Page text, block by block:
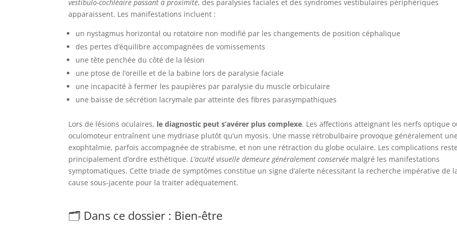
vestibulo-cochléaire passant à proximité, des paralysies faciales et des syndromes vestibulaires périphériques
apparaissent. Les manifestations incluent :
un nystagmus horizontal ou rotatoire non modifié par les changements de position céphalique
des pertes d’équilibre accompagnées de vomissements
une tête penchée du côté de la lésion
une ptose de l’oreille et de la babine lors de paralysie faciale
une incapacité à fermer les paupières par paralysie du muscle orbiculaire
une baisse de sécrétion lacrymale par atteinte des fibres parasympathiques
Lors de lésions oculaires, le diagnostic peut s’avérer plus complexe. Les affections atteignant les nerfs optique
oculomoteur entraînent une mydriase plutôt qu’un myosis. Une masse rétrobulbaire provoque généralement une
exophtalmie, parfois accompagnée de strabisme, et non une rétraction du globe oculaire. Les complications
principalement d’ordre esthétique.L’acuité visuelle demeure généralement conservée malgré les manifestations
symptomatiques. Cette triade de symptômes constitue un signe d’alerte nécessitant la recherche impérative de
cause sous-jacente pour la traiter adéquatement.
🗂️ Dans ce dossier : Bien-être